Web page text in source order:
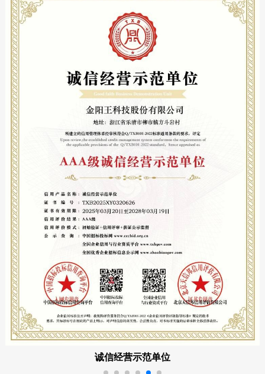
诚信经营示范单位